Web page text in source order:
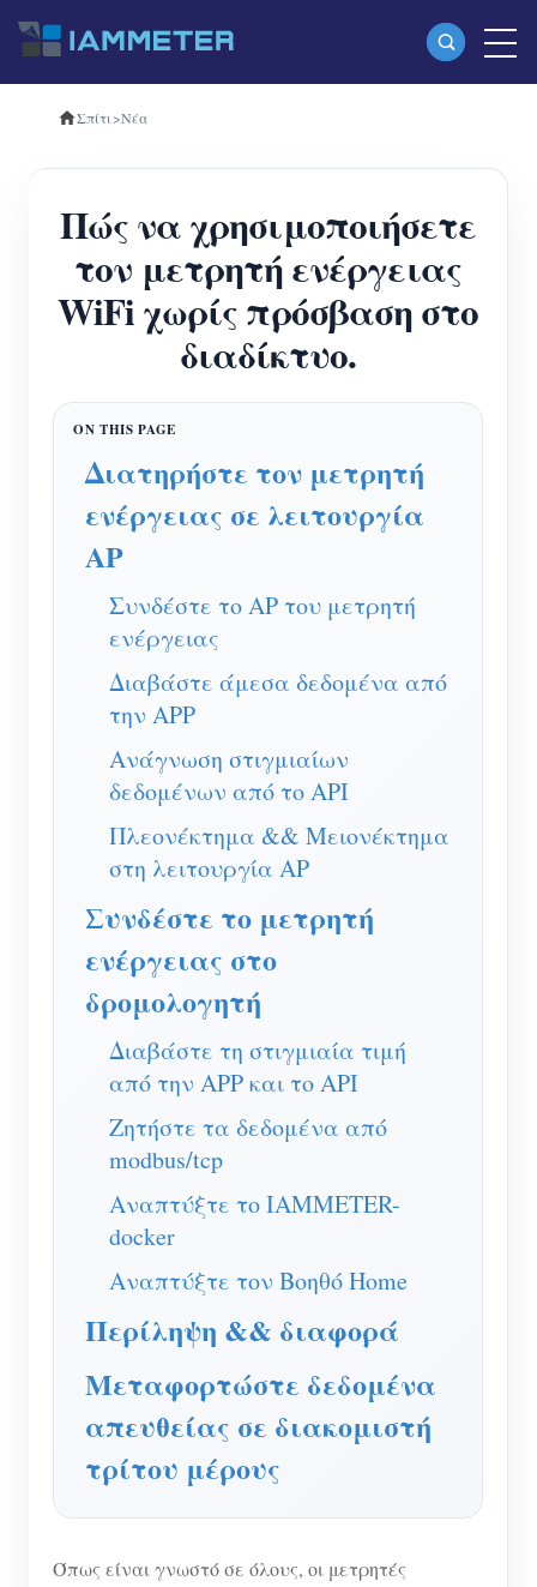
Προϊόντα
(WEM3080)
Τριφασικός μετρητής ενέργειας Wi-Fi
(WEM3080T)
Τριφασικός μετρητής ενέργειας Wi-Fi
(WEM3046T)
IAMMETER Cloud Pro
Υπηρεσία αυτο-φιλοξενίας
Φορτιστής EV
IAMMETER Simulator
Εικονικός μετρητής
Ενέργειας
Εφαρμογές
Επιτηρητής ενέργειας ηλιακού φωτοβολταϊκού
συστήματος
Παρακολούθηση Χρήσης Ηλεκτρικής Ενέργειας
Σύστημα ελέγχου Φ/Β θερμαντήρα
Οικιακός αυτοματισμός
Ενεργειακή Παρακολούθηση Εργοστασίων
Κατάστημα
Πόροι
Γρήγορη εκκίνηση προϊόντος
Εκπαιδευτικό βίντεο
FAQ
Νέα
Blogs
Κοινότητα
Προγραμματιστής
Εξερευνώ
Πρόγραμμα επιβράβευσης
Επικοινωνία
Σχετικά με εμάς
Σπίτι>Νέα
Πώς να χρησιμοποιήσετε
τον μετρητή ενέργειας
WiFi χωρίς πρόσβαση στο
διαδίκτυο.
Διατηρήστε τον μετρητή
ενέργειας σε λειτουργία
AP
Συνδέστε το AP του μετρητή
ενέργειας
Διαβάστε άμεσα δεδομένα από
την APP
Ανάγνωση στιγμιαίων
δεδομένων από το API
Πλεονέκτημα && Μειονέκτημα
στη λειτουργία AP
Συνδέστε το μετρητή
ενέργειας στο
δρομολογητή
Διαβάστε τη στιγμιαία τιμή
από την APP και το API
Ζητήστε τα δεδομένα από
modbus/tcp
Αναπτύξτε το IAMMETER-
docker
Αναπτύξτε τον Βοηθό Home
Περίληψη && διαφορά
Μεταφορτώστε δεδομένα
απευθείας σε διακομιστή
τρίτου μέρους
Όπως είναι γνωστό σε όλους, οι μετρητές